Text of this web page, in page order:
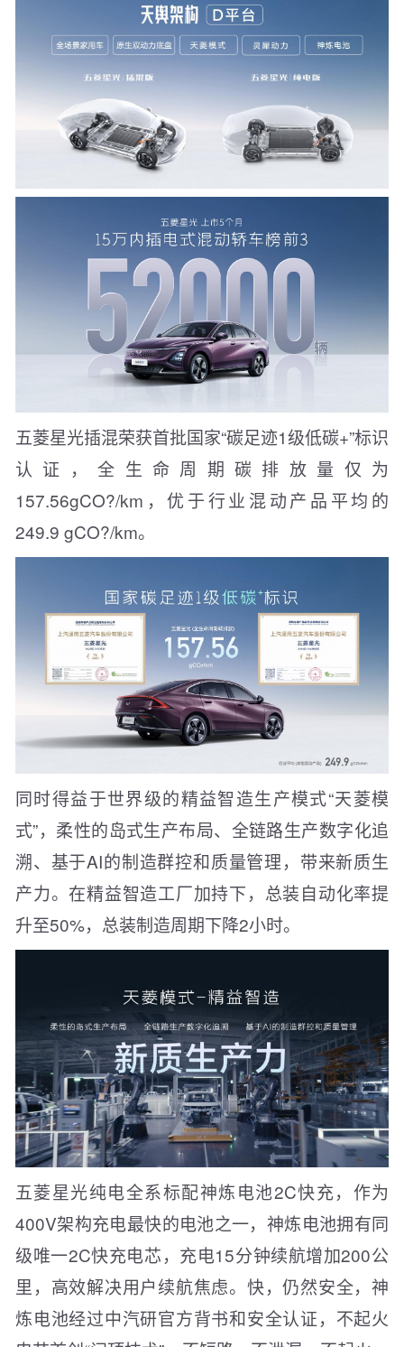
五菱星光插混荣获首批国家“碳足迹1级低碳+”标识
认证，全生命周期碳排放量仅为
157.56gCO?/km，优于行业混动产品平均的
249.9 gCO?/km。
同时得益于世界级的精益智造生产模式“天菱模
式”，柔性的岛式生产布局、全链路生产数字化追
溯、基于AI的制造群控和质量管理，带来新质生
产力。在精益智造工厂加持下，总装自动化率提
升至50%，总装制造周期下降2小时。
五菱星光纯电全系标配神炼电池2C快充，作为
400V架构充电最快的电池之一，神炼电池拥有同
级唯一2C快充电芯，充电15分钟续航增加200公
里，高效解决用户续航焦虑。快，仍然安全，神
炼电池经过中汽研官方背书和安全认证，不起火